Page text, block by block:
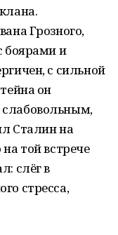
Грозного,
боярами и
с сильной
он
Сталин на
той встрече
слёг в
стресса,